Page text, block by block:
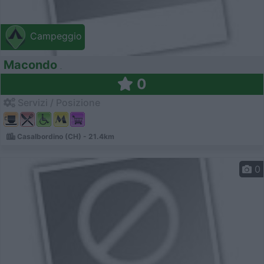
Campeggio
Macondo
0
Casalbordino (CH) - 21.4km
0